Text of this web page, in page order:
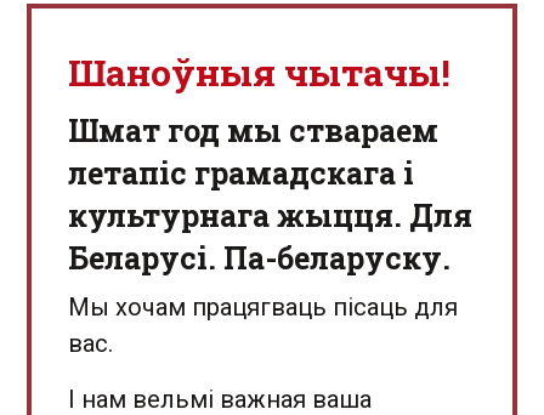
Шаноўныя чытачы!
Шмат год мы ствараем
летапіс грамадскага і
культурнага жыцця. Для
Беларусі. Па-беларуску.
Мы хочам працягваць пісаць для
вас.
І нам вельмі важная ваша